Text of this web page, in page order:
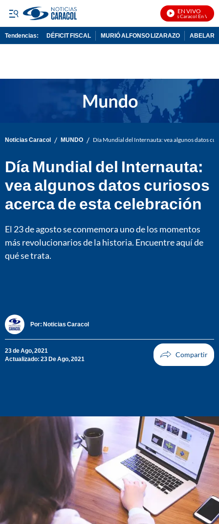
EN VIVO
Noticias Caracol En Vivo
Tendencias: DÉFICIT FISCAL MURIÓ ALFONSO LIZARAZO
Noticias Caracol / MUNDO / Día Mundial del Internauta: vea algunos datos
Día Mundial del Internauta:
vea algunos datos curiosos
acerca de esta celebración
El 23 de agosto se conmemora uno de los momentos
más revolucionarios de la historia. Encuentre aquí de
qué se trata.
Por: Noticias Caracol
23 de Ago, 2021
Actualizado: 23 De Ago, 2021